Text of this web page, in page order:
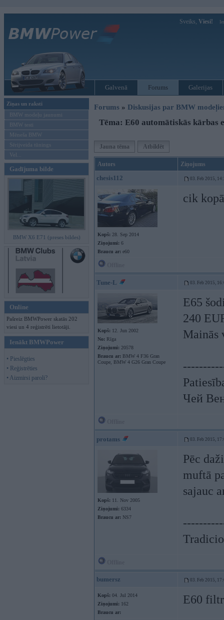
Sveiks, Viesi!
Galvenā Forums Galerijas
Ziņas un raksti
BMW modeļu jaunumi
BMW testi
Mēneša BMW
Sērijveida tūnings
Vel...
Gadījuma bilde
BMW X6 E71 (preses bildes)
Online
Pašreiz BMWPower skatās 202
viesi un 4 reģistrēti lietotāji.
Ienākt BMWPower
• Pieslēgties
• Reģistrēties
• Aizmirsi paroli?
Forums » Diskusijas par BMW
Tēma: E60 automātiskās kārbas
Jauna tēma Atbildēt
Autors Ziņojums
chesis112 03. Feb 2015,
Kopš: 28. Sep 2014
Ziņojumi: 6
Braucu ar: e60
cik
Tune-L 03. Feb 2015,
Kopš: 12. Jun 2002
No: Rīga
Ziņojumi: 20578
Braucu ar: BMW 4 F36 Gran
Coupe, BMW 4 G26 Gran Coupe
E65
240
Mainās
Чей
protams 03. Feb 2015,
Kopš: 11. Nov 2005
Ziņojumi: 6334
Braucu ar: NS7
Pēc
muftā
sajauc
bumersz 03. Feb 2015,
Kopš: 04. Jul 2014
Ziņojumi: 162
Braucu ar:
E60